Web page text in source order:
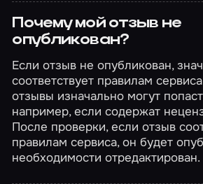
Почему мой отзыв не
опубликован?
Если отзыв не опубликован,
соответствует правилам
отзывы изначально могут
например, если содержат
После проверки, если отзыв
правилам сервиса, он будет
необходимости отредактирован.